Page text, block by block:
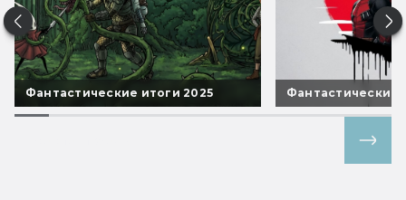
Фантастические итоги 2025 Фантастические